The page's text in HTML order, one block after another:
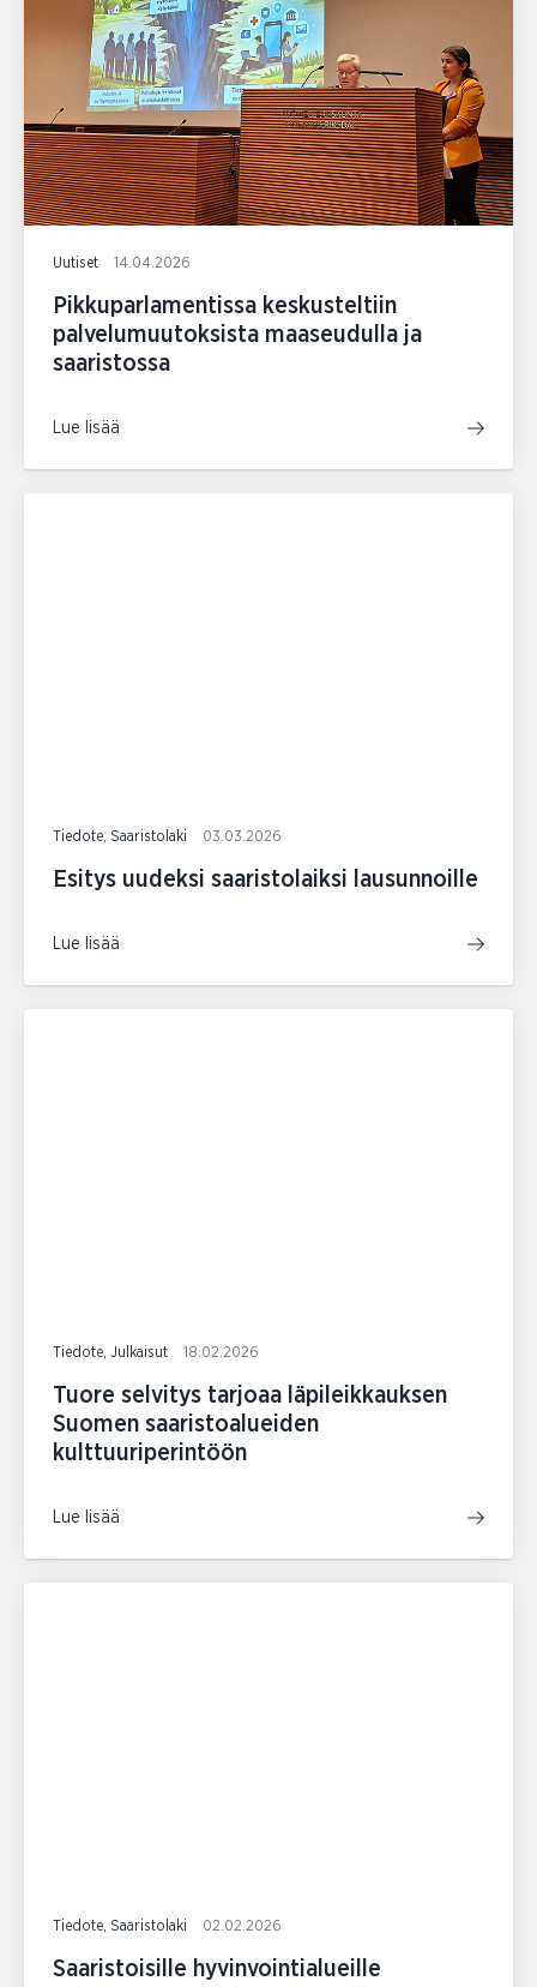
Uutiset 14.04.2026
Pikkuparlamentissa keskusteltiin
palvelumuutoksista maaseudulla ja
saaristossa
Lue lisää
Tiedote, Saaristolaki 03.03.2026
Esitys uudeksi saaristolaiksi lausunnoille
Lue lisää
Tiedote, Julkaisut 18.02.2026
Tuore selvitys tarjoaa läpileikkauksen
Suomen saaristoalueiden
kulttuuriperintöön
Lue lisää
Tiedote, Saaristolaki 02.02.2026
Saaristoisille hyvinvointialueille